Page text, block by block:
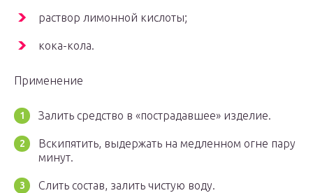
раствор лимонной кислоты;
кока-кола.
Применение
Залить средство в «пострадавшее» изделие.
Вскипятить, выдержать на медленном огне пару
минут.
Слить состав, залить чистую воду.